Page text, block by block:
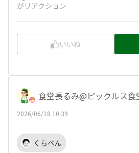
がリアクション
いいね
食堂長るみ@ピックルス食
2026/06/18 10:39
くらべん